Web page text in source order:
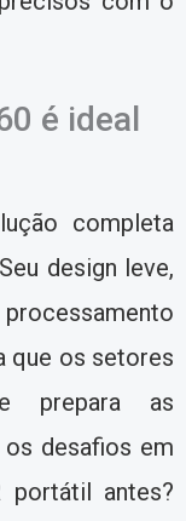
é ideal
completa
design leve,
que os setores
prepara as
desafios em
portátil antes?